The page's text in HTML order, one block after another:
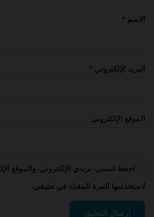
*الاسم *
البريد الإلكتروني *
الموقع الإلكتروني
احفظ اسمي، بريدي الإلكتروني، والموقع
لاستخدامها المرة المقبلة في تعليقي.